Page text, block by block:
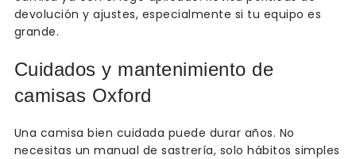
devolución y ajustes, especialmente si tu equipo es
grande.
Cuidados y mantenimiento de
camisas Oxford
Una camisa bien cuidada puede durar años. No
necesitas un manual de sastrería, solo hábitos simples